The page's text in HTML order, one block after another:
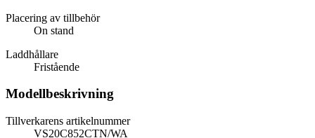
Placering av tillbehör
On stand
Laddhållare
Fristående
Modellbeskrivning
Tillverkarens artikelnummer
VS20C852CTN/WA